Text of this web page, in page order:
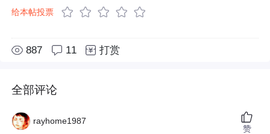
给本帖投票
887 11 打赏
全部评论
rayhome1987
赞